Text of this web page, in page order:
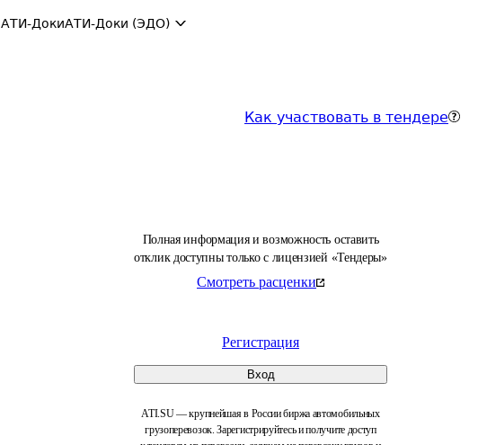
АТИ-ДокиАТИ-Доки (ЭДО)
Как участвовать в тендере
Полная информация и возможность оставить
отклик доступны только с лицензией «Тендеры»
Смотреть расценки
Регистрация
Вход
ATI.SU — крупнейшая в России биржа автомобильных
грузоперевозок. Зарегистрируйтесь и получите доступ